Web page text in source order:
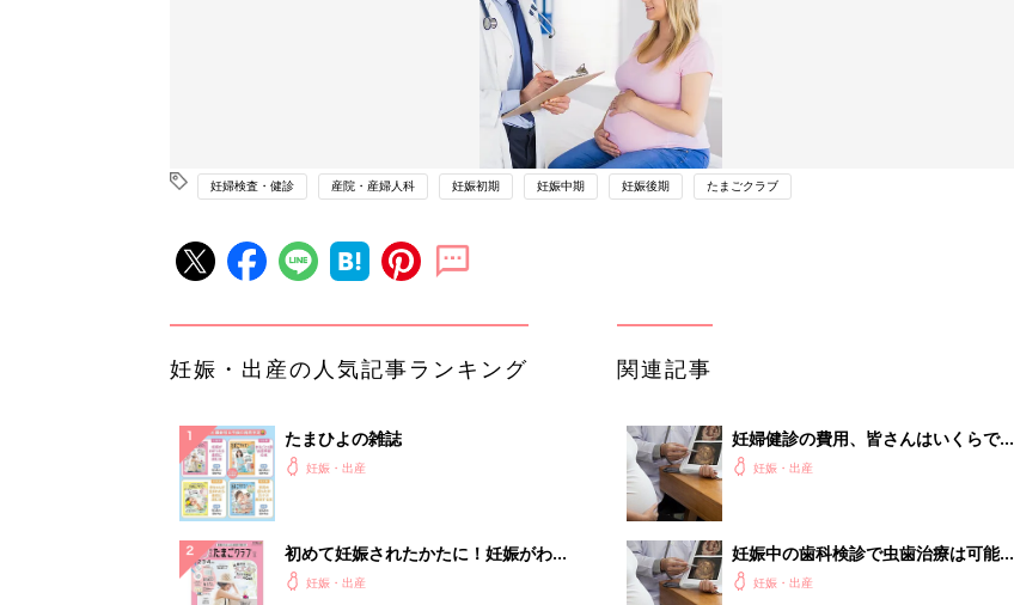
妊婦検査・健診 産院・産婦人科 妊娠初期 妊娠中期 妊娠後期 たまごクラブ
妊娠・出産の人気記事ランキング
たまひよの雑誌
妊娠・出産
初めて妊娠されたかたに！妊娠がわか
ったら最初に読む本『初めてのたまご
妊娠・出産
関連記事
妊婦健診の費用、皆さんはいくらでし
たか？－まいにちのたまひよ
妊娠・出産
妊娠中の歯科検診で虫歯治療は可能で
すか？－”まいにちのたまひよ”に寄せ
妊娠・出産